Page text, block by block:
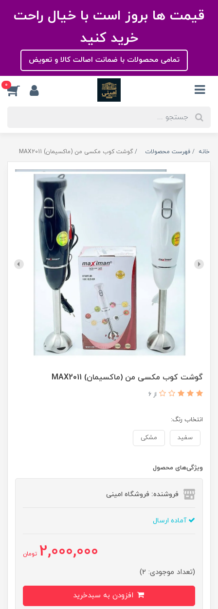
قیمت ها بروز است با خیال راحت
خرید کنید
تمامی محصولات با ضمانت اصالت کالا و تعویض
0
خانه فهرست محصولات گوشت کوب مکسی من (ماکسیمان) MAX2011
گوشت کوب مکسی من (ماکسیمان) MAX2011
از 6
انتخاب رنگ:
سفید مشکی
ویژگی‌های محصول
فروشنده: فروشگاه امینی
آماده ارسال
2,000,000 تومان
(تعداد موجودی: 2)